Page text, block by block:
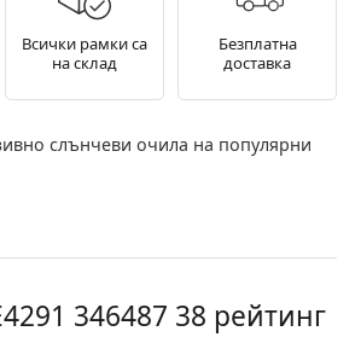
Всички рамки са
на склад
Безплатна
доставка
слънчеви очила на популярни
346487 38 рейтинг